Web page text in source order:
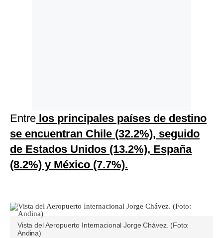
Entre los principales países de destino
se encuentran Chile (32.2%), seguido
de Estados Unidos (13.2%), España
(8.2%) y México (7.7%).
Vista del Aeropuerto Internacional Jorge Chávez. (Foto:
Andina)